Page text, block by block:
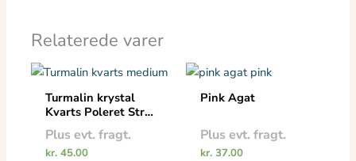
Relaterede varer
Turmalin krystal
Kvarts Poleret Str.
S/M
Plus evt. fragt.
kr.45.00
Dette
varianter.
Pink Agat
Plus evt. fragt.
kr.37.00